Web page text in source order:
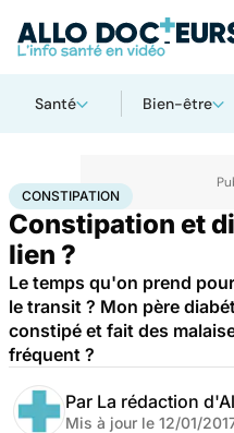
Santé Bien-être
AccueilSantéConstipation
CONSTIPATION
Constipation et
lien ?
Le temps qu'on prend
le transit ? Mon père
constipé et fait des
fréquent ?
Par La rédaction
Mis à jour le 12/01/